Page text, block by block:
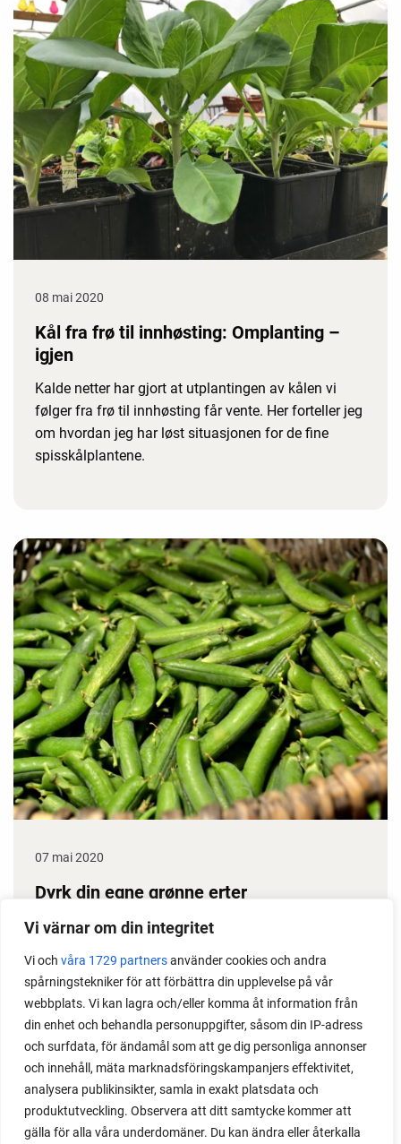
Vi värnar om din integritet
Vi och våra 1729 partnersanvänder cookies och andra
spårningstekniker för att förbättra din upplevelse på vår
webbplats. Vi kan lagra och/eller komma åt information från
din enhet och behandla personuppgifter, såsom din IP-adress
och surfdata, för ändamål som att ge dig personliga annonser
och innehåll, mäta marknadsföringskampanjers effektivitet,
analysera publikinsikter, samla in exakt platsdata och
produktutveckling. Observera att ditt samtycke kommer att
gälla för alla våra underdomäner. Du kan ändra eller återkalla
08 mai 2020
Kål fra frø til innhøsting: Omplanting –
igjen
Kalde netter har gjort at utplantingen av kålen vi
følger fra frø til innhøsting får vente. Her forteller jeg
om hvordan jeg har løst situasjonen for de fine
spisskålplantene.
07 mai 2020
Dyrk din egne grønne erter
Erter gir stor avling, dessuten klarer de seg i
en gullgruve i kjøkkenhagen. Her får du noen gode
ertedyrketips.